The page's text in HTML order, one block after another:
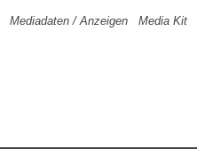
Mediadaten / Anzeigen Media Kit